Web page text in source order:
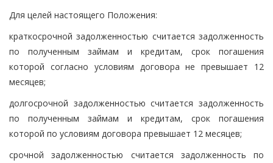
Для целей настоящего Положения:
краткосрочной задолженностью считается задолженность
по полученным займам и кредитам, срок погашения
которой согласно условиям договора не превышает 12
месяцев;
долгосрочной задолженностью считается задолженность
по полученным займам и кредитам, срок погашения
которой по условиям договора превышает 12 месяцев;
срочной задолженностью считается задолженность по